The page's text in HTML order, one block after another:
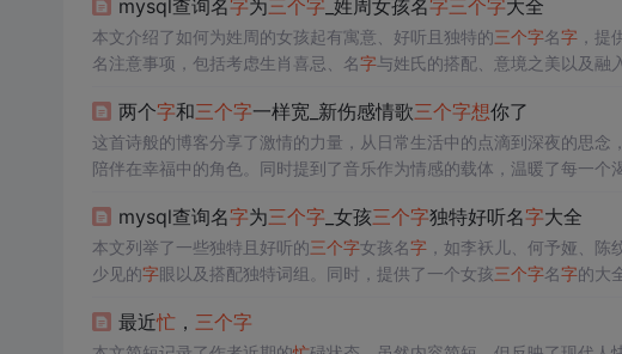
mysql查询名字为三个字 _姓周女孩名字三个字大全
本文介绍了如何为姓周的女孩起有寓意、好听且独特的三个字名字，提
名注意事项，包括考虑生肖喜忌、名字与姓氏的搭配、意境之美以及融
两个字和三个字一样宽_新伤感情歌三个字想你了
这首诗般的博客分享了激情的力量，从日常生活中的点滴到深夜的思念，
陪伴在幸福中的角色。同时提到了音乐作为情感的载体，温暖了每一个
mysql查询名字为三个字 _女孩三个字独特好听名字大全
本文列举了一些独特且好听的三个字女孩名字，如李袄儿、何予娅、陈
少见的字眼以及搭配独特词组。同时，提供了一个女孩三个字名字的大
最近忙， 三个字